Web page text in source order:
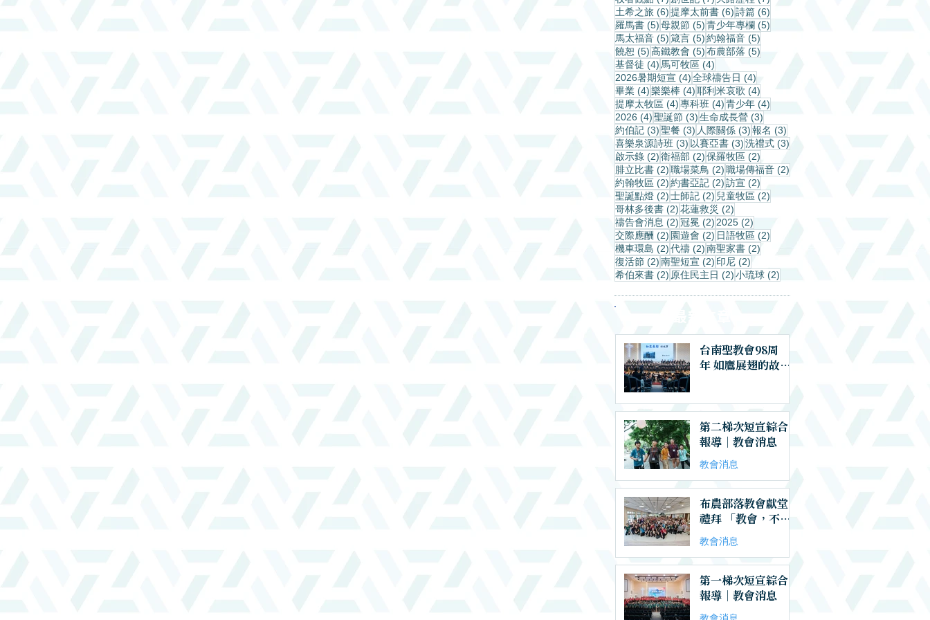
土希之旅 (6)6 篇文章
提摩太前書 (6)6 篇文章
詩篇 (6)
羅馬書 (5)5 篇文章
母親節 (5)5 篇文章
青少年專欄 (5)
馬太福音 (5)5 篇文章
箴言 (5)5 篇文章
約翰福音 (5)
饒恕 (5)5 篇文章
高鐵教會 (5)5 篇文章
布農部落 (5)
基督徒 (4) 4 篇文章
馬可牧區 (4)
2026暑期短宣 (4)4 篇文章
全球禱告日 (4)
畢業 (4)4 篇文章
樂樂棒 (4)4 篇文章
耶利米哀歌 (4)
提摩太牧區 (4)4 篇文章
專科班 (4)4 篇文章
青少年 (4)
2026 (4)4 篇文章
聖誕節 (3)3 篇文章
生命成長營 (3)
約伯記 (3)3 篇文章
聖餐 (3) 3 篇文章
人際關係 (3)3 篇文章
報名 (3)
喜樂泉源詩班 (3) 3 篇文章
以賽亞書 (3)3 篇文章
洗禮式 (3)
啟示錄 (2)2 篇文章
衛福部 (2)2 篇文章
保羅牧區 (2)
腓立比書 (2)2 篇文章
職場菜鳥 (2)2 篇文章
職場傳福音 (2)
約翰牧區 (2)2 篇文章
約書亞記 (2)2 篇文章
訪宣 (2)
聖誕點燈 (2)2 篇文章
士師記 (2) 2 篇文章
兒童牧區 (2)
哥林多後書 (2)2 篇文章
花蓮救災 (2)
禱告會消息 (2)2 篇文章
冠冕 (2) 2 篇文章
2025 (2) 2 篇文章
交際應酬 (2) 2 篇文章
園遊會 (2) 2 篇文章
日語牧區 (2)
機車環島 (2)2 篇文章
代禱 (2)2 篇文章
南聖家書 (2)
復活節 (2)2 篇文章
南聖短宣 (2) 2 篇文章
印尼 (2)
希伯來書 (2) 2 篇文章
原住民主日 (2)2 篇文章
小琉球 (2)
台南聖教會98周
年 如鷹展翅的故事
第二梯次短宣綜合
報導｜教會消息
教會消息
布農部落教會獻堂
禮拜 「教會，不是
用世界的格局在建
造，而是在這世代
有神的呼召」｜教
會消息
教會消息
第一梯次短宣綜合
報導｜教會消息